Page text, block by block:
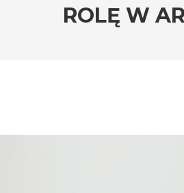
ROLĘ W